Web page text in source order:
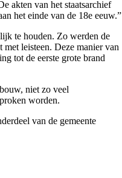
akten van het staatsarchief
het einde van de 18e eeuw.”
te houden. Zo werden de
leisteen. Deze manier van
tot de eerste grote brand
niet zo veel
worden.
van de gemeente